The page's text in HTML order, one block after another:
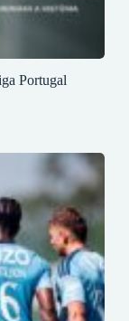
Portugal